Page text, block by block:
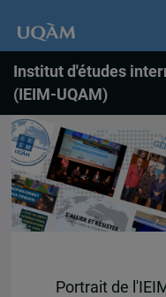
Institut d'études
(IEIM-UQAM)
Portrait de